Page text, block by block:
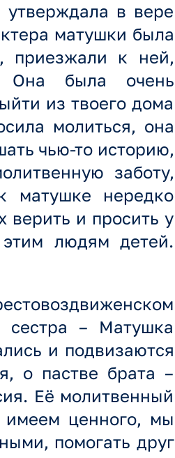
утверждала в вере
матушки была
приезжали к ней,
Она была очень
из твоего дома
молиться, она
чью-то историю,
заботу,
матушке нередко
верить и просить у
людям детей.
сестра – Матушка
и подвизаются
о пастве брата –
Её молитвенный
ценного, мы
помогать друг